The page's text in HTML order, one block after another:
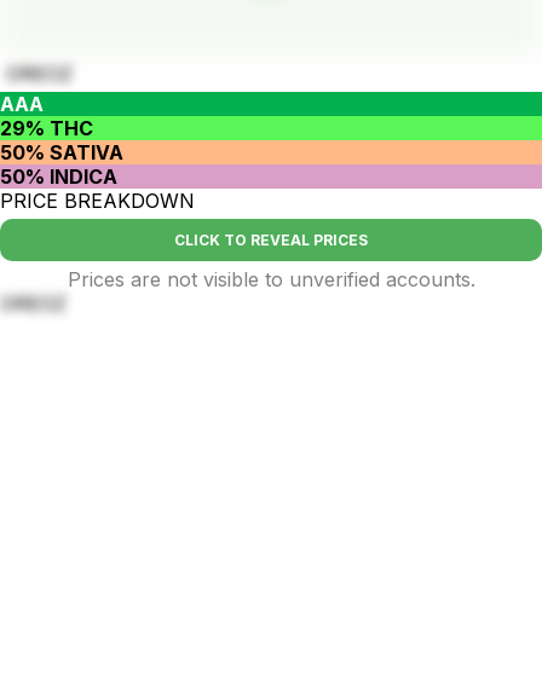
OREOZ
AAA
29% THC
50% SATIVA
50% INDICA
PRICE BREAKDOWN
CLICK TO REVEAL PRICES
Prices are not visible to unverified accounts.
OREOZ